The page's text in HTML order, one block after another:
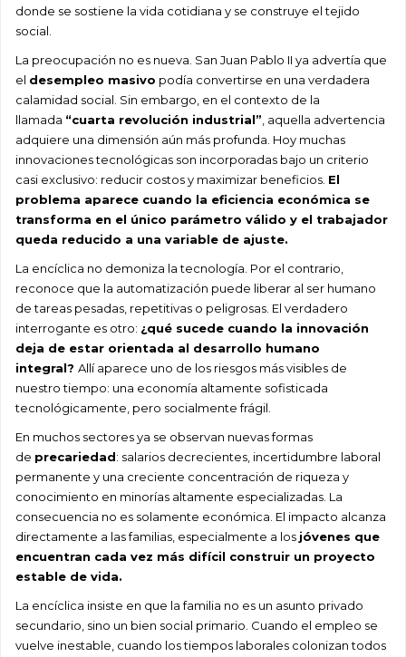
donde se sostiene la vida cotidiana y se construye el tejido
social.
La preocupación no es nueva. San Juan Pablo II ya advertía que
el desempleo masivo podía convertirse en una verdadera
calamidad social. Sin embargo, en el contexto de la
llamada “cuarta revolución industrial” , aquella advertencia
adquiere una dimensión aún más profunda. Hoy muchas
innovaciones tecnológicas son incorporadas bajo un criterio
casi exclusivo: reducir costos y maximizar beneficios. El
problema aparece cuando la eficiencia económica se
transforma en el único parámetro válido y el trabajador
queda reducido a una variable de ajuste.
La encíclica no demoniza la tecnología. Por el contrario,
reconoce que la automatización puede liberar al ser humano
de tareas pesadas, repetitivas o peligrosas. El verdadero
interrogante es otro: ¿qué sucede cuando la innovación
deja de estar orientada al desarrollo humano
integral? Allí aparece uno de los riesgos más visibles de
nuestro tiempo: una economía altamente sofisticada
tecnológicamente, pero socialmente frágil.
En muchos sectores ya se observan nuevas formas
de precariedad: salarios decrecientes, incertidumbre laboral
permanente y una creciente concentración de riqueza y
conocimiento en minorías altamente especializadas. La
consecuencia no es solamente económica. El impacto alcanza
directamente a las familias, especialmente a los jóvenes que
encuentran cada vez más difícil construir un proyecto
estable de vida.
La encíclica insiste en que la familia no es un asunto privado
secundario, sino un bien social primario. Cuando el empleo se
vuelve inestable, cuando los tiempos laborales colonizan todos